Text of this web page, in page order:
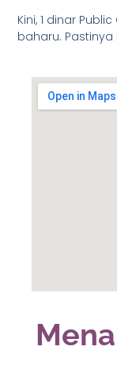
Kini, 1 dinar
baharu.